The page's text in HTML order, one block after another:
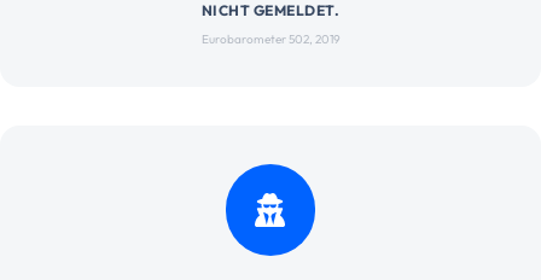
NICHT GEMELDET.
Eurobarometer 502, 2019